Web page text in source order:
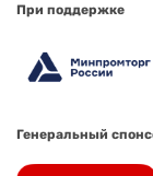
При поддержке
Генеральный